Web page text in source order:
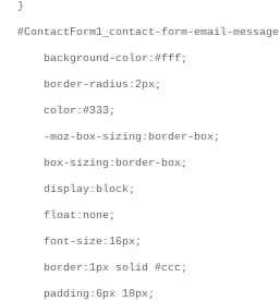
}
#ContactForm1_contact-form-email-
background-color:#fff;
border-radius:2px;
color:#333;
-moz-box-sizing:border-box;
box-sizing:border-box;
display:block;
float:none;
font-size:16px;
border:1px solid #ccc;
padding:6px 10px;